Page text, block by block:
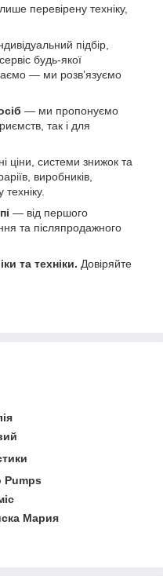
перевірену техніку,
підбір,
будь-якої
— ми розв’язуємо
— ми пропонуємо
так і для
ціни, системи знижок та
виробників,
техніку.
— від першого
та післяпродажного
та техніки. Довіряйте
Pumps
Мария